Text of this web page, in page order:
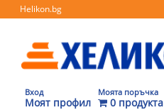
Helikon.bg
Вход
Моят профил
Моята поръчка
0 продукта